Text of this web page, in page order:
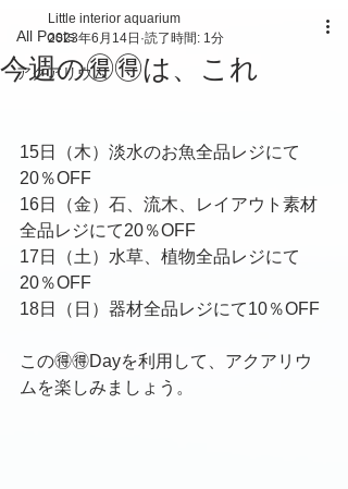
All Posts
アクアリウム
今週の🉐🉐は、これ
Little interior aquarium
2023年6月14日 読了時間: 1分
15日（木）淡水のお魚全品レジにて
20％OFF
16日（金）石、流木、レイアウト素材
全品レジにて20％OFF
17日（土）水草、植物全品レジにて
20％OFF
18日（日）器材全品レジにて10％OFF
この🉐🉐Dayを利用して、アクアリウ
ムを楽しみましょう。